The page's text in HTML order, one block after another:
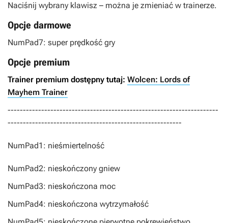
Naciśnij wybrany klawisz – można je zmieniać w trainerze.
Opcje darmowe
NumPad7: super prędkość gry
Opcje premium
Trainer premium dostępny tutaj: Wolcen: Lords of
Mayhem Trainer
---------------------------------------------------------------------
---------------------------------------------------------
NumPad1: nieśmiertelność
NumPad2: nieskończony gniew
NumPad3: nieskończona moc
NumPad4: nieskończona wytrzymałość